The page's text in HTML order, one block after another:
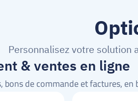
Personnalisez votre solution
& ventes en ligne
bons de commande et factures,